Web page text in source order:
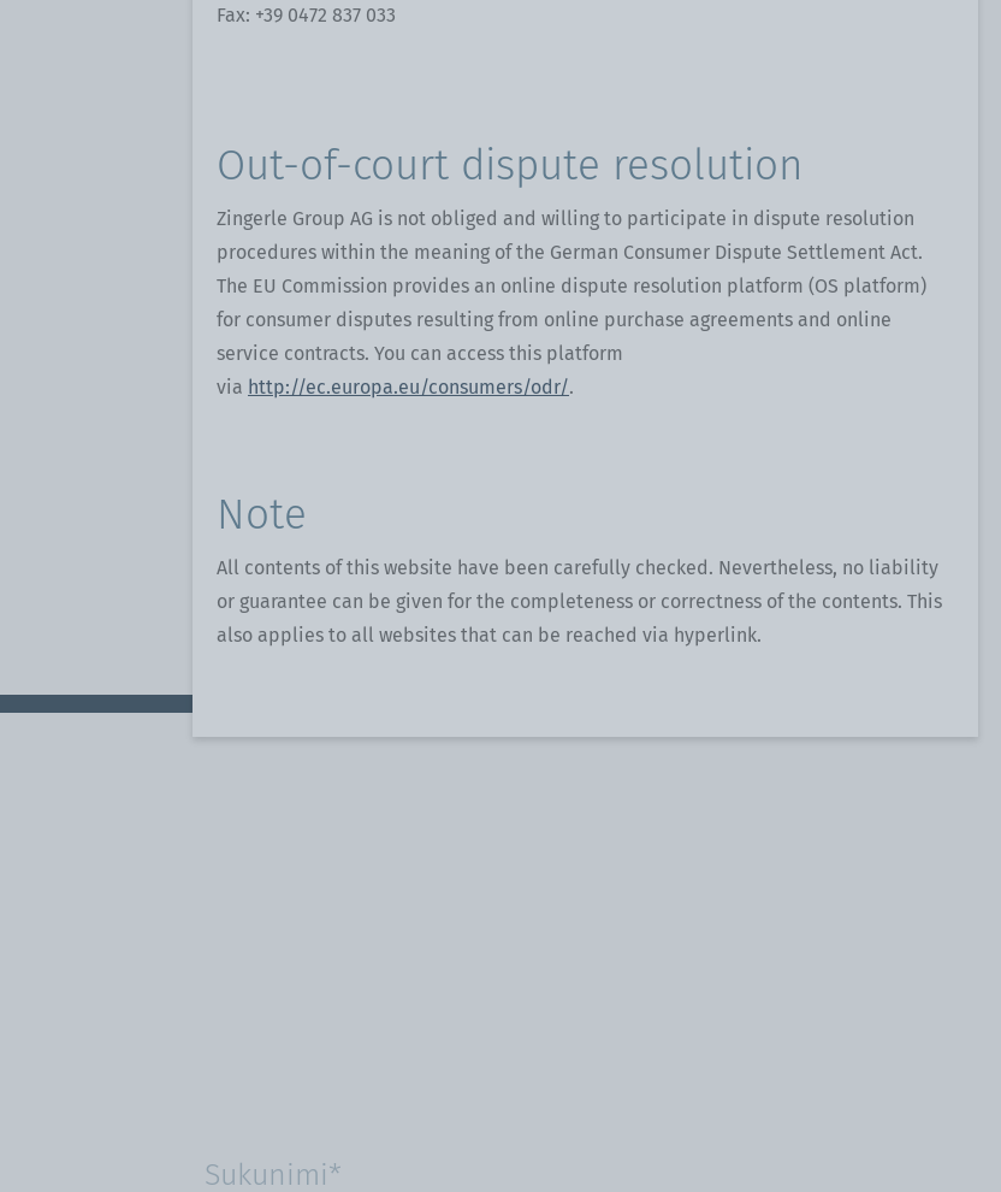
Fax: +39 0472 837 033
Out-of-court dispute resolution
Zingerle Group AG is not obliged and willing to participate in dispute resolution
procedures within the meaning of the German Consumer Dispute Settlement Act.
The EU Commission provides an online dispute resolution platform (OS platform)
for consumer disputes resulting from online purchase agreements and online
service contracts. You can access this platform
via http://ec.europa.eu/consumers/odr/.
Note
All contents of this website have been carefully checked. Nevertheless, no liability
or guarantee can be given for the completeness or correctness of the contents. This
also applies to all websites that can be reached via hyperlink.